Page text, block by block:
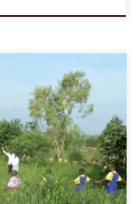
der Uganda-
und berichtet
unserer
in Norduganda
Der